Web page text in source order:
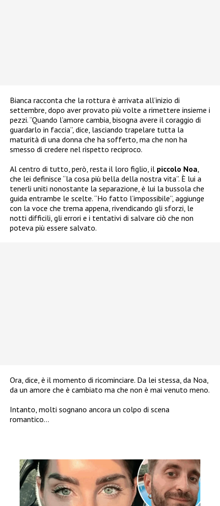
Bianca racconta che la rottura è arrivata all’inizio di
settembre, dopo aver provato più volte a rimettere insieme i
pezzi. “Quando l’amore cambia, bisogna avere il coraggio di
guardarlo in faccia”, dice, lasciando trapelare tutta la
maturità di una donna che ha sofferto, ma che non ha
smesso di credere nel rispetto reciproco.
Al centro di tutto, però, resta il loro figlio, il piccolo Noa
che lei definisce “la cosa più bella della nostra vita”. È lui a
tenerli uniti nonostante la separazione, è lui la bussola che
guida entrambe le scelte. “Ho fatto l’impossibile”, aggiunge
con la voce che trema appena, rivendicando gli sforzi, le
notti difficili, gli errori e i tentativi di salvare ciò che non
poteva più essere salvato.
Ora, dice, è il momento di ricominciare. Da lei stessa, da Noa,
da un amore che è cambiato ma che non è mai venuto meno.
Intanto, molti sognano ancora un colpo di scena
romantico…